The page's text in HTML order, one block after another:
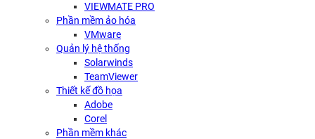
VIEWMATE PRO
Phần mềm ảo hóa
VMware
Quản lý hệ thống
Solarwinds
TeamViewer
Thiết kế đồ họa
Adobe
Corel
Phần mềm khác